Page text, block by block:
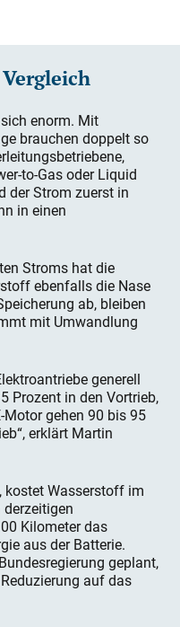
enorm. Mit
brauchen doppelt so
to-Gas oder Liquid
der Strom zuerst in
in einen
Stroms hat die
ebenfalls die Nase
ab, bleiben
mit Umwandlung
generell
Prozent in den Vortrieb,
gehen 90 bis 95
erklärt Martin
kostet Wasserstoff im
Kilometer das
aus der Batterie.
geplant,
auf das